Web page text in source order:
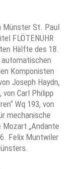
Münster St. Paul
FLÖTENUHR
Hälfte des 18.
Komponisten
Joseph Haydn,
von Carl Philipp
Wq 193, von
mechanische
Mozart „Andante
Felix Muntwiler